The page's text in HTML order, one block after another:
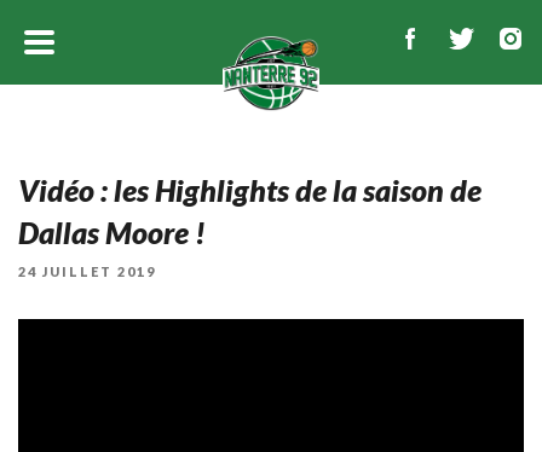
Vidéo : les Highlights de la saison de
Dallas Moore !
PUBLIÉ
24 JUILLET 2019